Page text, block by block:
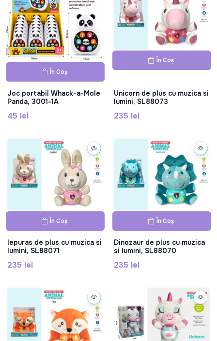
În Coș
Joc portabil Whack-a-Mole
Panda, 3001-1A
45 lei
În Coș
Unicorn de plus cu muzica si
lumini, SL88073
235 lei
În Coș
Iepuras de plus cu muzica si
lumini, SL88071
235 lei
În Coș
Dinozaur de plus cu muzica
si lumini, SL88070
235 lei